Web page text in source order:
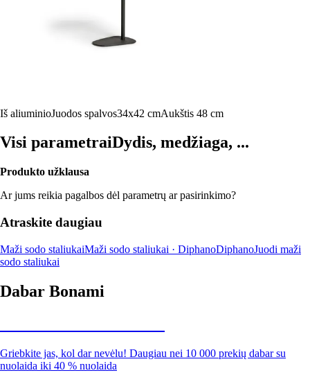
Iš aliuminioJuodos spalvos34x42 cmAukštis 48 cm
Visi parametraiDydis, medžiaga, ...
Produkto užklausa
Ar jums reikia pagalbos dėl parametrų ar pasirinkimo?
Atraskite daugiau
Maži sodo staliukaiMaži sodo staliukai · DiphanoDiphanoJuodi maži
sodo staliukai
Dabar Bonami
Griebkite jas, kol dar nevėlu! Daugiau nei 10 000 prekių dabar su
nuolaida iki 40 % nuolaida